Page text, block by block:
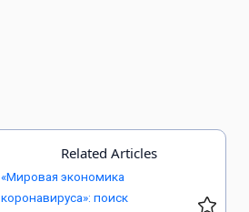
Related Articles
«Мировая экономика
коронавируса»: поиск